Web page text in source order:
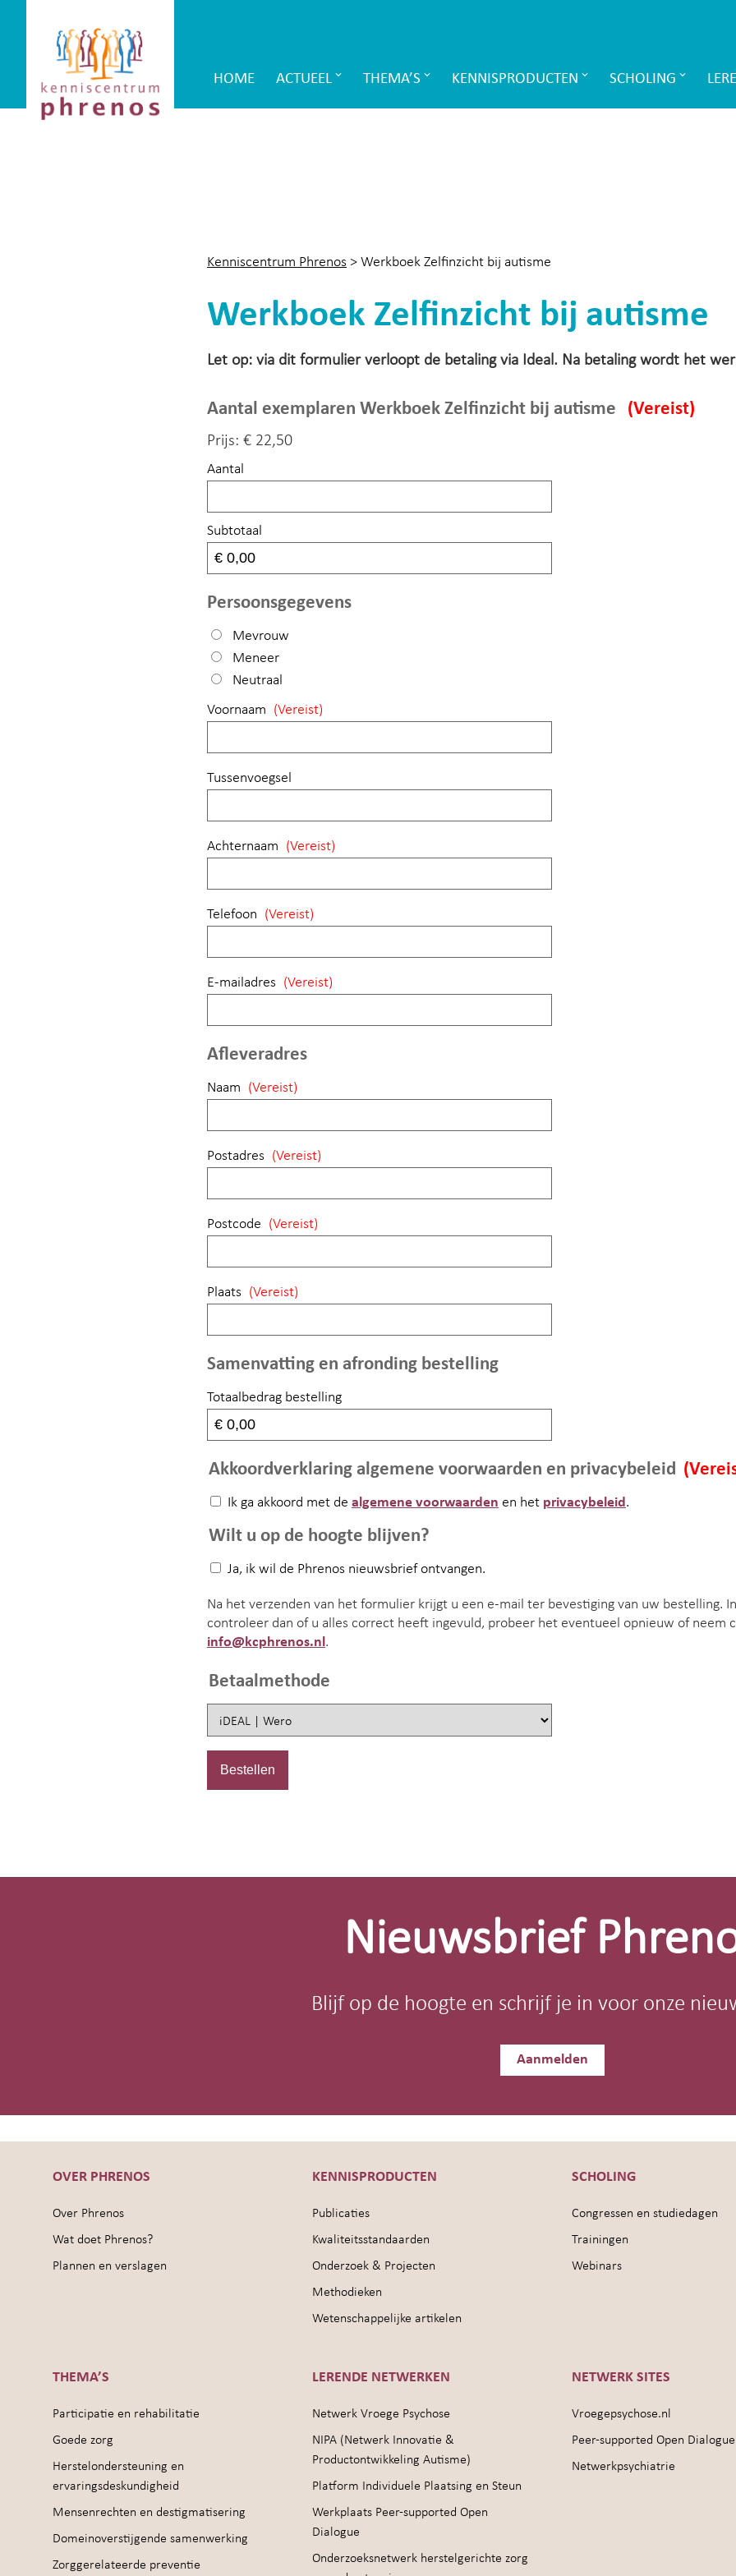
Phrenos
website
Main
HOME ACTUEEL THEMA’S KENNISPRODUCTEN SCHOLING
Kenniscentrum Phrenos > Werkboek Zelfinzicht bij autisme
Werkboek Zelfinzicht bij autisme
Let op: via dit formulier verloopt de betaling via Ideal. Na betaling wordt het
Aantal exemplaren Werkboek Zelfinzicht bij autisme Aantal
(Vereist)
Prijs: € 22,50
Aantal
Subtotaal
Persoonsgegevens
Mevrouw
Meneer
Neutraal
Voornaam (Vereist)
Tussenvoegsel
Achternaam (Vereist)
Telefoon (Vereist)
E-mailadres (Vereist)
Afleveradres
Naam (Vereist)
Postadres (Vereist)
Postcode (Vereist)
Plaats (Vereist)
Samenvatting en afronding bestelling
Totaalbedrag bestelling
Akkoordverklaring algemene voorwaarden en privacybeleid
Ik ga akkoord met de algemene voorwaarden en het privacybeleid .
Wilt u op de hoogte blijven?
Ja, ik wil de Phrenos nieuwsbrief ontvangen.
Na het verzenden van het formulier krijgt u een e-mail ter bevestiging van uw bestelling.
controleer dan of u alles correct heeft ingevuld, probeer het eventueel opnieuw of neem
info@kcphrenos.nl .
Betaalmethode
Bestellen
footer
Nieuwsbrief
Blijf op de hoogte en schrijf je in voor onze
Aanmelden
OVER PHRENOS
Over Phrenos
Wat doet Phrenos?
Plannen en verslagen
KENNISPRODUCTEN
Publicaties
Kwaliteitsstandaarden
Onderzoek & Projecten
Methodieken
Wetenschappelijke artikelen
SCHOLING
Congressen en studiedagen
Trainingen
Webinars
THEMA’S
Participatie en rehabilitatie
Goede zorg
Herstelondersteuning en
ervaringsdeskundigheid
Mensenrechten en destigmatisering
Domeinoverstijgende samenwerking
Zorggerelateerde preventie
LERENDE NETWERKEN
Netwerk Vroege Psychose
NIPA (Netwerk Innovatie &
Productontwikkeling Autisme)
Platform Individuele Plaatsing en Steun
Werkplaats Peer-supported Open
Dialogue
Onderzoeksnetwerk herstelgerichte zorg
NETWERK SITES
Vroegepsychose.nl
Peer-supported Open Dialogue
Netwerkpsychiatrie